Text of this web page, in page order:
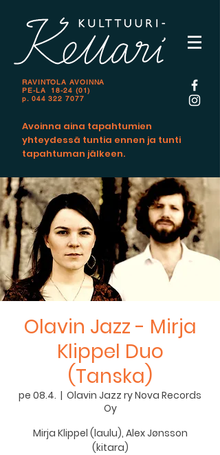
RAVINTOLA AVOINNA
PE-LA 18-24 (01)
p. 044 322 7077
Avoinna aina tapahtumien
yhteydessä tuntia ennen ja tunti
tapahtuman jälkeen.
Olavin Jazz - Mirja
Klippel Duo
(Tanska)
pe 08.4.
  |
Olavin Jazz ry Nova Records
Oy
Mirja Klippel (laulu), Alex Jønsson
(kitara)